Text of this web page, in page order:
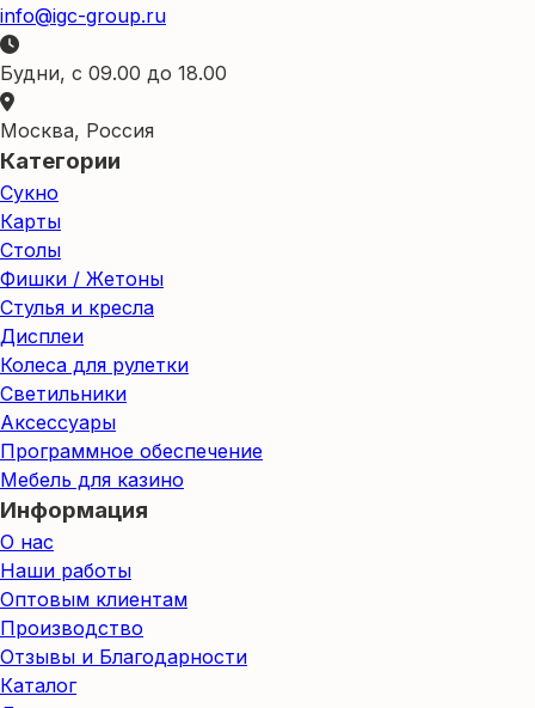
info@igc-group.ru
Будни, с 09.00 до 18.00
Москва, Россия
Категории
Сукно
Карты
Столы
Фишки / Жетоны
Стулья и кресла
Дисплеи
Колеса для рулетки
Светильники
Аксессуары
Программное обеспечение
Мебель для казино
Информация
О нас
Наши работы
Оптовым клиентам
Производство
Отзывы и Благодарности
Каталог